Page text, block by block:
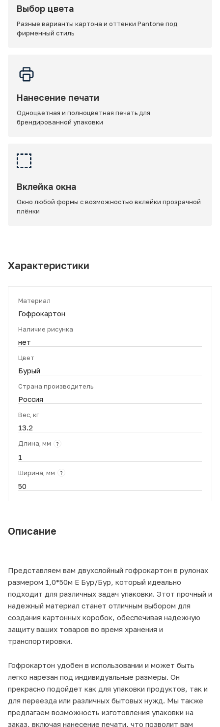
Выбор цвета
Разные варианты картона и оттенки Pantone под
фирменный стиль
Нанесение печати
Одноцветная и полноцветная печать для
брендированной упаковки
Вклейка окна
Окно любой формы с возможностью вклейки прозрачной
плёнки
Характеристики
Материал
Гофрокартон
Наличие рисунка
нет
Цвет
Бурый
Страна производитель
Россия
Вес, кг
13.2
Длина, мм ?
1
Ширина, мм ?
50
Описание
Представляем вам двухслойный гофрокартон в рулонах
размером 1,0*50м Е Бур/Бур, который идеально
подходит для различных задач упаковки. Этот прочный и
надежный материал станет отличным выбором для
создания картонных коробок, обеспечивая надежную
защиту ваших товаров во время хранения и
транспортировки.
Гофрокартон удобен в использовании и может быть
легко нарезан под индивидуальные размеры. Он
прекрасно подойдет как для упаковки продуктов, так и
для переезда или различных бытовых нужд. Мы также
предлагаем возможность изготовления упаковки на
заказ, включая нанесение печати, что позволит вам